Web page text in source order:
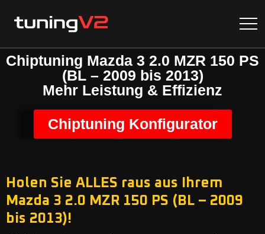
Chiptuning Mazda 3 2.0 MZR 150 PS
(BL – 2009 bis 2013)
Mehr Leistung & Effizienz
Chiptuning Konfigurator
Holen Sie ALLES raus aus Ihrem
Mazda 3 2.0 MZR 150 PS (BL – 2009
bis 2013)!